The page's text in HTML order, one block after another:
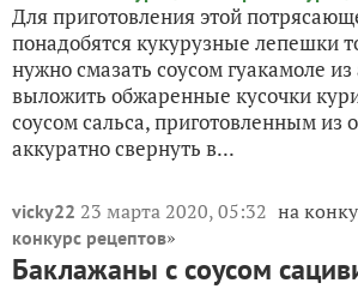
Для приготовления этой
понадобятся кукурузные лепешки
нужно смазать соусом гуакамоле
выложить обжаренные кусочки
соусом сальса, приготовленным из
аккуратно свернуть в...
vicky22 23 марта 2020, 05:32 на
конкурс рецептов»
Баклажаны с соусом